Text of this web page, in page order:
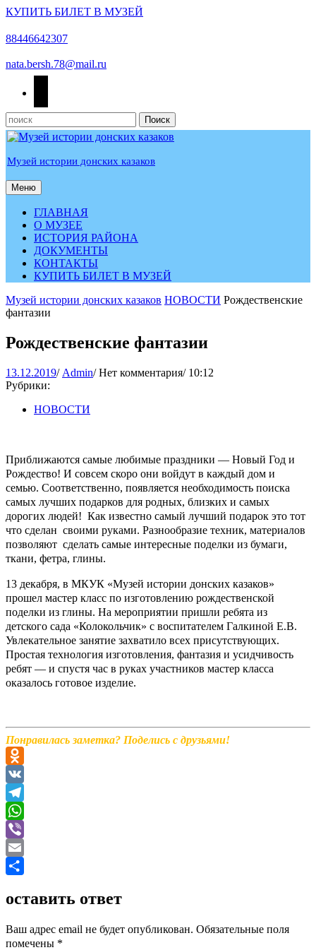
КУПИТЬ БИЛЕТ В МУЗЕЙ
к
88446642307
nata.bersh.78@mail.ru
Найти:
Музей истории донских казаков
МенюМеню
ГЛАВНАЯ
О МУЗЕЕ
ИСТОРИЯ РАЙОНА
ДОКУМЕНТЫ
КОНТАКТЫ
КУПИТЬ БИЛЕТ В МУЗЕЙ
КНОПКА
ЗАКРЫТЬ
Музей истории донских казаков НОВОСТИ Рождественские
фантазии
Рождественские фантазии
13.12.201913.12.2019
/ AdminAdmin
/Нет комментария/ 10:12
Рубрики:
НОВОСТИ
Приближаются самые любимые праздники — Новый Год и
Рождество! И совсем скоро они войдут в каждый дом и
семью. Соответственно, появляется необходимость поиска
самых лучших подарков для родных, близких и самых
дорогих людей! Как известно самый лучший подарок это тот
что сделан своими руками. Разнообразие техник, материалов
позволяют сделать самые интересные поделки из бумаги,
ткани, фетра, глины.
13 декабря, в МКУК «Музей истории донских казаков»
прошел мастер класс по изготовлению рождественской
поделки из глины. На мероприятии пришли ребята из
детского сада «Колокольчик» с воспитателем Галкиной Е.В.
Увлекательное занятие захватило всех присутствующих.
Простая технология изготовления, фантазия и усидчивость
ребят — и спустя час в руках участников мастер класса
оказалось готовое изделие.
Понравилась заметка? Поделись с друзьями!
Odnoklassniki
VK
Telegram
WhatsApp
Viber
Email
оставить ответ
Ваш адрес email не будет опубликован. Обязательные поля
помечены *